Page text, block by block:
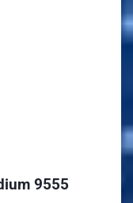
9555